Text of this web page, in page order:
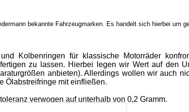
bekannte Fahrzeugmarken. Es handelt sich hierbei um
Kolbenringen für klassische Motorräder
zu lassen. Hierbei legen wir Wert auf den
anbieten). Allerdings wollen wir auch
Ölabstreifringe mit einfließen.
verwogen auf unterhalb von 0,2 Gramm.